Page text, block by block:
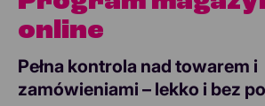
online
Pełna kontrola nad towarem i
zamówieniami – lekko i bez